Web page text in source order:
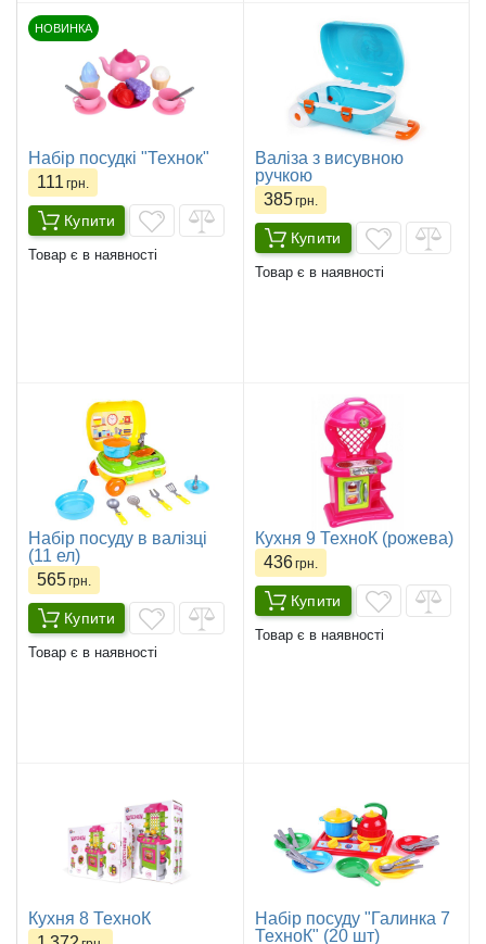
НОВИНКА
Набір посудкі "Технок"
111 грн.
Купити
Товар є в наявності
Валіза з висувною
ручкою
385грн.
Купити
Товар є в наявності
Набір посуду в валізці
(11 ел)
565грн.
Купити
Товар є в наявності
Кухня 9 ТехноК (рожева)
436грн.
Купити
Товар є в наявності
Кухня 8 ТехноК
Набір посуду "Галинка 7
ТехноК" (20 шт)